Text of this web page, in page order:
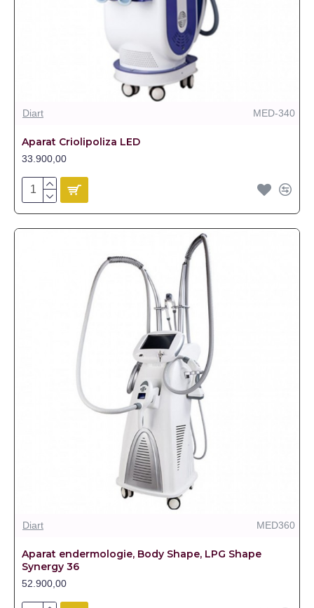
Diart MED-340
Aparat Criolipoliza LED
33.900,00
Diart MED360
Aparat endermologie, Body Shape, LPG Shape
Synergy 36
52.900,00